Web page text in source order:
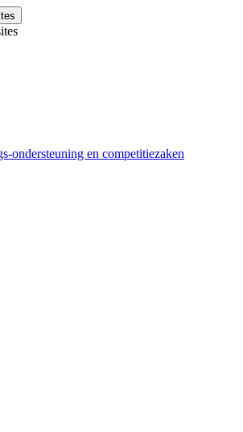
ondersteuning en competitiezaken